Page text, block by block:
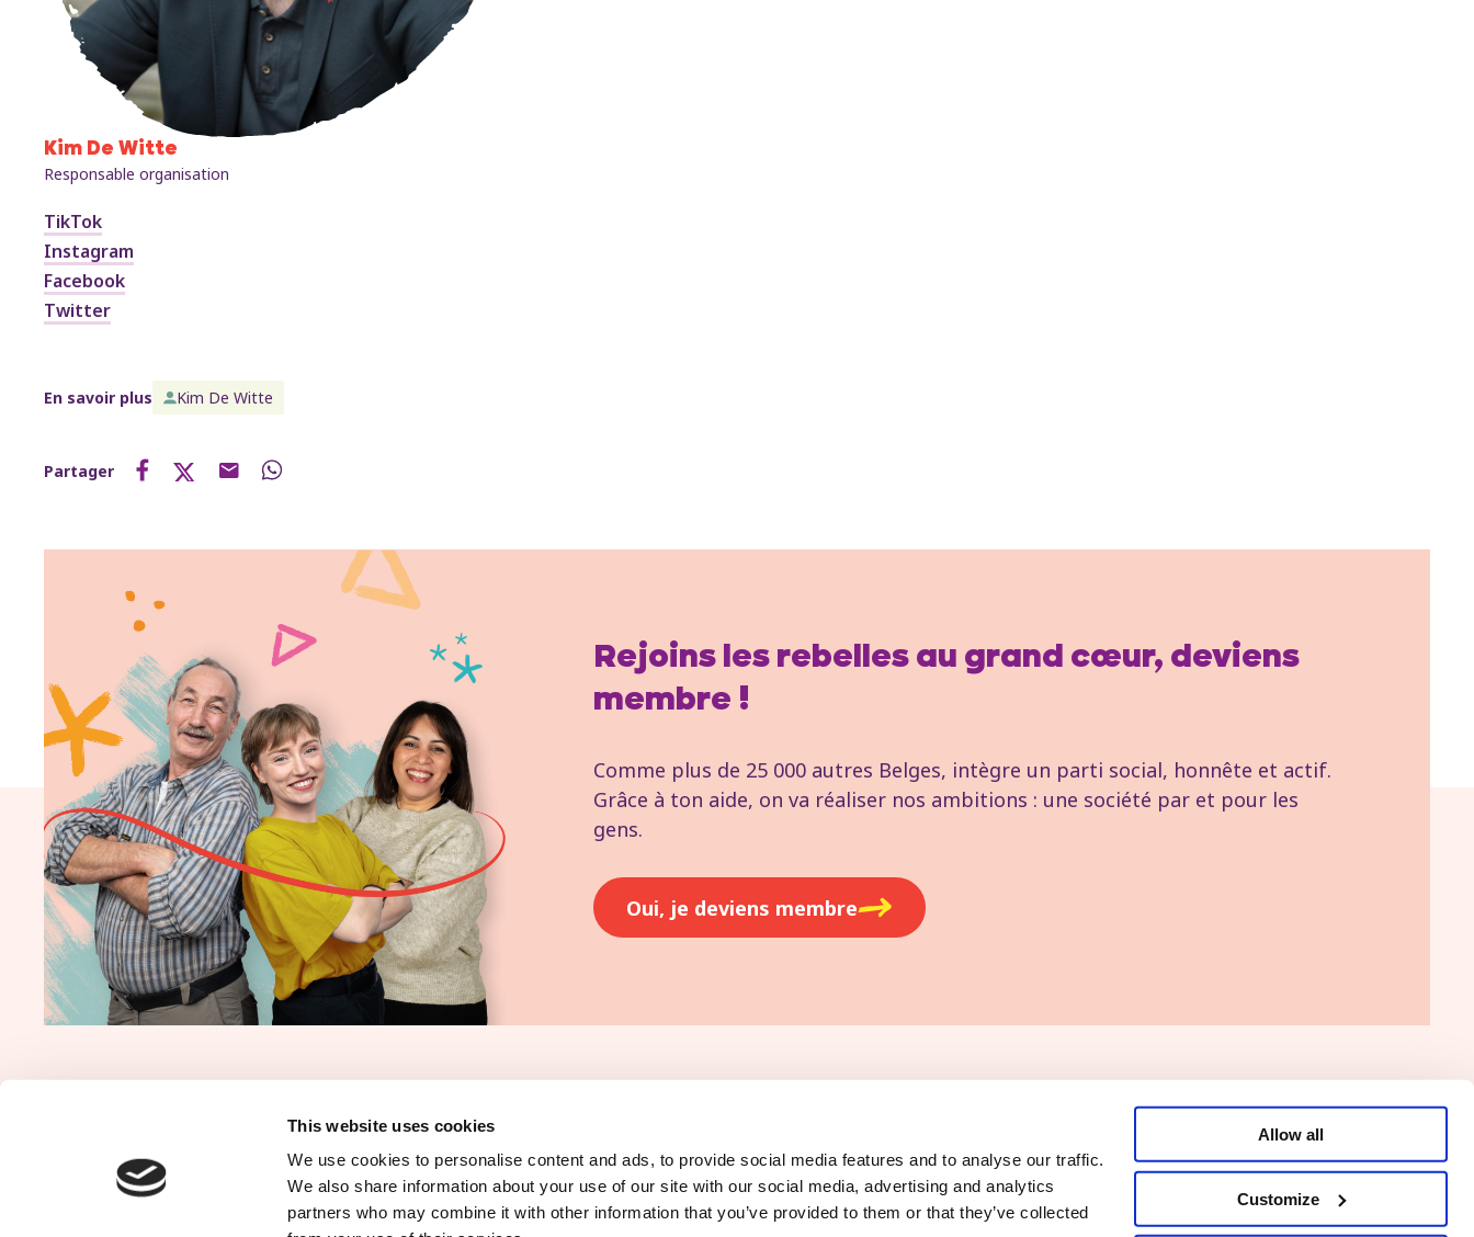
This website uses cookies
We use cookies to personalise content and ads, to provide social media features and to analyse our traffic.
We also share information about your use of our site with our social media, advertising and analytics
partners who may combine it with other information that you’ve provided to them or that they’ve collected
Allow all
Customize
Kim De Witte
Responsable organisation
TikTok
Instagram
Facebook
Twitter
En savoir plus Kim De Witte
Partager
Rejoins les rebelles au grand cœur, deviens
membre !
Comme plus de 25 000 autres Belges, intègre un parti social, honnête et actif.
Grâce à ton aide, on va réaliser nos ambitions : une société par et pour les
gens.
Oui, je deviens membre
Offres d'emploi
Contact
Newsletter
Naar de PVDA